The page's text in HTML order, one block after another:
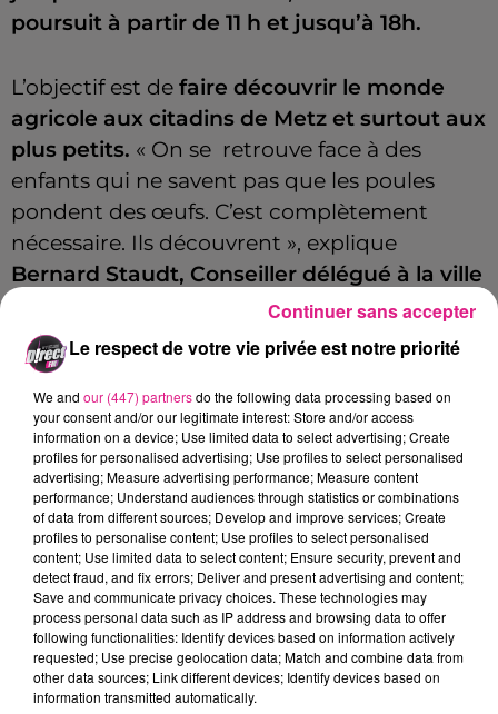
poursuit à partir de 11 h et jusqu’à 18h.
L’objectif est de faire découvrir le monde
agricole aux citadins de Metz et surtout aux
plus petits. « On se retrouve face à des
enfants qui ne savent pas que les poules
pondent des œufs. C’est complètement
nécessaire. Ils découvrent », explique
Bernard Staudt, Conseiller délégué à la ville
Fédération des boulangers, bouchers,
glaciers artisanaux. Une vingtaine
d’exposants feront découvrir cet univers au
public.Desateliers pédagogiques seront
proposés aux enfants : ils devront deviner
des sons de pigeons, par exemple. À 14h30,
aura lieu un lâcher de pigeons le samedi.
Unenouvauté cette année. Des ateliers de
sensibilisation zéro déchets seront
également organisés. Pour couronner la
soirée, un bal guinguette aura lieu le
samedi, de 19h30 à 22h30.
Le respect de votre vie privée est notre priorité
We and our (447) partnersdo the following data processing based on
your consent and/or our legitimate interest: Store and/or access
information on a device; Use limited data to select advertising; Create
profiles for personalised advertising; Use profiles to select personalised
advertising; Measure advertising performance; Measure content
performance; Understand audiences through statistics or combinations
of data from different sources; Develop and improve services; Create
profiles to personalise content; Use profiles to select personalised
content; Use limited data to select content; Ensure security, prevent and
detect fraud, and fix errors; Deliver and present advertising and content;
Save and communicate privacy choices. These technologies may
process personal data such as IP address and browsing data to offer
following functionalities: Identify devices based on information actively
requested; Use precise geolocation data; Match and combine data from
other data sources; Link different devices; Identify devices based on
information transmitted automatically.
Continuer sans accepter